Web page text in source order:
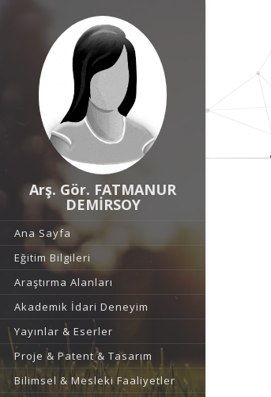
Arş. Gör. FATMANUR
DEMİRSOY
Ana Sayfa
Eğitim Bilgileri
Araştırma Alanları
Akademik İdari Deneyim
Yayınlar & Eserler
Proje & Patent & Tasarım
Bilimsel & Mesleki Faaliyetler